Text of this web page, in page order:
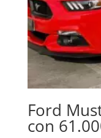
Ford
con